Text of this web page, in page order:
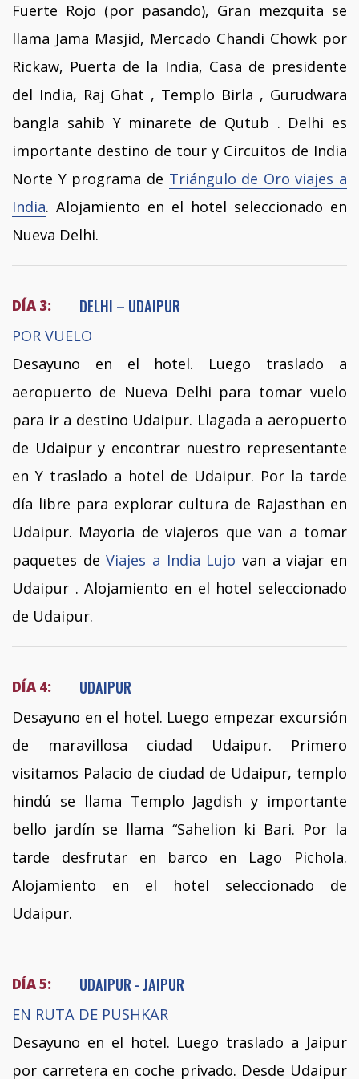
Fuerte Rojo (por pasando), Gran mezquita se
llama Jama Masjid, Mercado Chandi Chowk por
Rickaw, Puerta de la India, Casa de presidente
del India, Raj Ghat , Templo Birla , Gurudwara
bangla sahib Y minarete de Qutub . Delhi es
importante destino de tour y Circuitos de India
Norte Y programa de Triángulo de Oro viajes a
India. Alojamiento en el hotel seleccionado en
Nueva Delhi.
DÍA 3: DELHI – UDAIPUR
POR VUELO
Desayuno en el hotel. Luego traslado a
aeropuerto de Nueva Delhi para tomar vuelo
para ir a destino Udaipur. Llagada a aeropuerto
de Udaipur y encontrar nuestro representante
en Y traslado a hotel de Udaipur. Por la tarde
día libre para explorar cultura de Rajasthan en
Udaipur. Mayoria de viajeros que van a tomar
paquetes deViajes a India Lujo van a viajar en
Udaipur . Alojamiento en el hotel seleccionado
de Udaipur.
DÍA 4: UDAIPUR
Desayuno en el hotel. Luego empezar excursión
de maravillosa ciudad Udaipur. Primero
visitamos Palacio de ciudad de Udaipur, templo
hindú se llama Templo Jagdish y importante
bello jardín se llama “Sahelion ki Bari. Por la
tarde desfrutar en barco en Lago Pichola.
Alojamiento en el hotel seleccionado de
Udaipur.
DÍA 5: UDAIPUR - JAIPUR
EN RUTA DE PUSHKAR
Desayuno en el hotel. Luego traslado a Jaipur
por carretera en coche privado. Desde Udaipur